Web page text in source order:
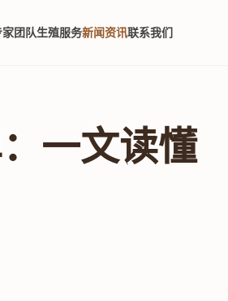
团队生殖服务新闻资讯联系我们
一文读懂